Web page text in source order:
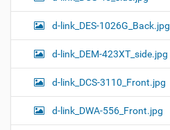
d-link_DES-1026G_Back.jpg
d-link_DEM-423XT_side.jpg
d-link_DCS-3110_Front.jpg
d-link_DWA-556_Front.jpg